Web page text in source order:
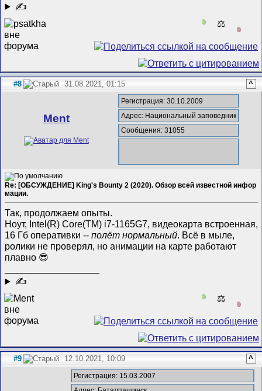
✍
0 ⚖️
0
#8 31.08.2021, 01:15 ^
Ment
Регистрация: 30.10.2009
Адрес: Национальный заповедник
Сообщения: 31055
Re: [ОБСУЖДЕНИЕ] King's Bounty 2 (2020). Обзор всей известной инфор
мации.
Так, продолжаем опыты.
Ноут, Intel(R) Core(TM) i7-1165G7, видеокарта встроенная,
16 Гб оперативки --полёт нормальный. Всё в мыле,
ролики не проверял, но анимации на карте работают
плавно 😎
✍
0 ⚖️
0
#9 12.10.2021, 10:09 ^
Регистрация: 15.03.2007